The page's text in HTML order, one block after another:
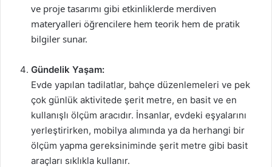
ve proje tasarımı gibi etkinliklerde merdiven
materyalleri öğrencilere hem teorik hem de pratik
bilgiler sunar.
Gündelik Yaşam:
Evde yapılan tadilatlar, bahçe düzenlemeleri ve pek
çok günlük aktivitede şerit metre, en basit ve en
kullanışlı ölçüm aracıdır. İnsanlar, evdeki eşyalarını
yerleştirirken, mobilya alımında ya da herhangi bir
ölçüm yapma gereksiniminde şerit metre gibi basit
araçları sıklıkla kullanır.